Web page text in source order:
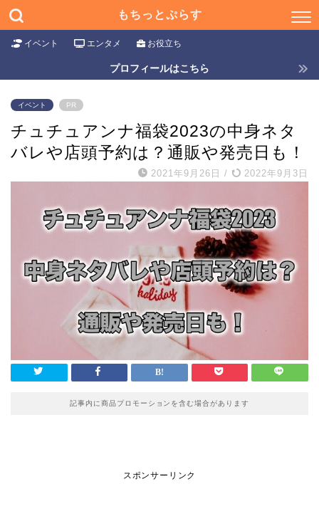
もちっとぷらす
イベント エンタメ お役立ち
プロフィールはこちら
イベント PR
チュチュアンナ福袋2023の中身ネタ
バレや店頭予約は？通販や発売日も！
2021年9月26日 / 2022年9月3日
記事内に商品プロモーションを含む場合があります
スポンサーリンク